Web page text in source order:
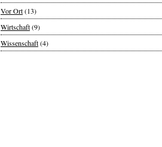
Vor Ort(13)
Wirtschaft(9)
Wissenschaft(4)